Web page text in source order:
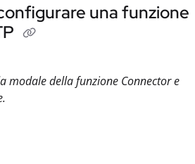
una funzione
modale della funzione Connector e